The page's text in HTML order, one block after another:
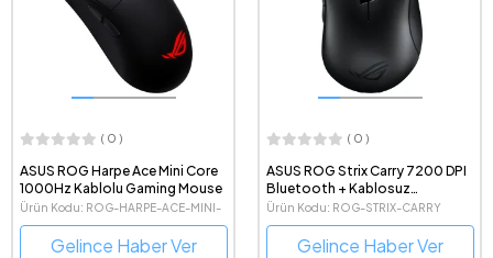
( 0 )
ASUS ROG Harpe Ace Mini Core
1000Hz Kablolu Gaming Mouse
Ürün Kodu: ROG-HARPE-ACE-MINI-
CORE
Gelince Haber Ver
( 0 )
ASUS ROG Strix Carry 7200 DPI
Bluetooth + Kablosuz
Ergonomik Optik Gaming
Mouse
Ürün Kodu: ROG-STRIX-CARRY
Gelince Haber Ver